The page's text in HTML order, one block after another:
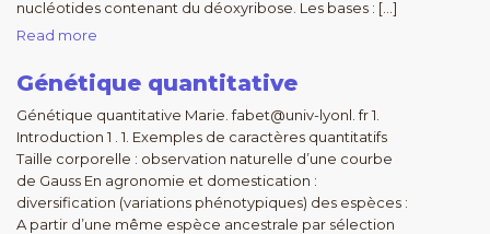
nucléotides contenant du déoxyribose. Les bases : […]
Read more
Génétique quantitative
Génétique quantitative Marie. fabet@univ-lyonl. fr 1.
Introduction 1 . 1. Exemples de caractères quantitatifs
Taille corporelle : observation naturelle d’une courbe
de Gauss En agronomie et domestication :
diversification (variations phénotypiques) des espèces :
A partir d’une même espèce ancestrale par sélection